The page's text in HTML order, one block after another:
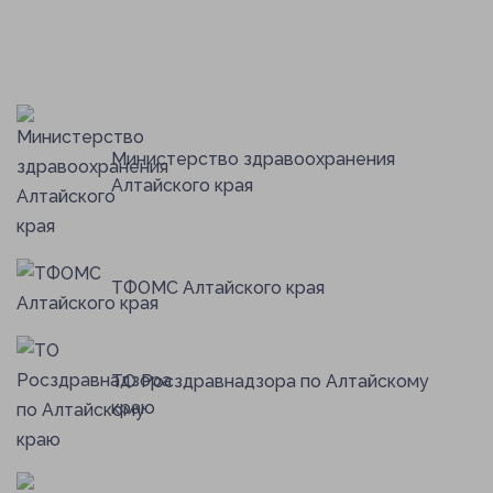
Министерство здравоохранения
Алтайского края
ТФОМС Алтайского края
ТО Росздравнадзора по Алтайскому
краю